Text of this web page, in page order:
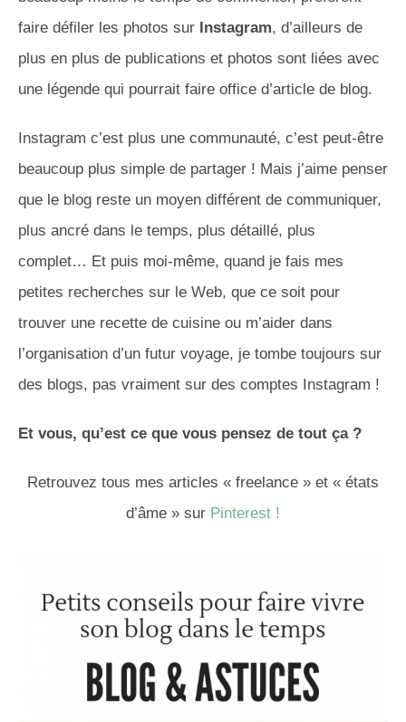
faire défiler les photos sur Instagram, d’ailleurs de
plus en plus de publications et photos sont liées avec
une légende qui pourrait faire office d’article de blog.
Instagram c’est plus une communauté, c’est peut-être
beaucoup plus simple de partager ! Mais j’aime penser
que le blog reste un moyen différent de communiquer,
plus ancré dans le temps, plus détaillé, plus
complet… Et puis moi-même, quand je fais mes
petites recherches sur le Web, que ce soit pour
trouver une recette de cuisine ou m’aider dans
l’organisation d’un futur voyage, je tombe toujours sur
des blogs, pas vraiment sur des comptes Instagram !
Et vous, qu’est ce que vous pensez de tout ça ?
Retrouvez tous mes articles « freelance » et « états
d’âme » sur Pinterest !